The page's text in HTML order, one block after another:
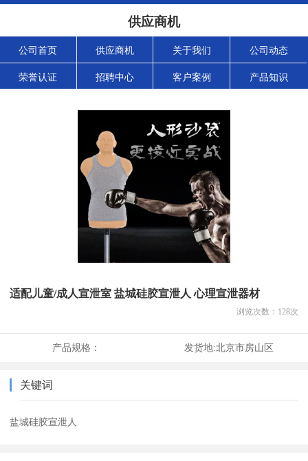
供应商机
公司首页 供应商机 关于我们 公司动态
荣誉认证 招聘中心 客户案例 产品知识
适配儿童/成人宣泄室 盐城硅胶宣泄人 心理宣泄器材
浏览次数： 128次
产品规格： 发货地:北京市房山区
关键词
盐城硅胶宣泄人